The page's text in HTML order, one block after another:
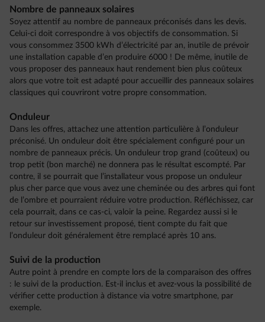
Nombre de panneaux solaires
Soyez attentif au nombre de panneaux préconisés dans les devis.
Celui-ci doit correspondre à vos objectifs de consommation. Si
vous consommez 3500 kWh d’électricité par an, inutile de prévoir
une installation capable d’en produire 6000 ! De même, inutile de
vous proposer des panneaux haut rendement bien plus coûteux
alors que votre toit est adapté pour accueillir des panneaux solaires
classiques qui couvriront votre propre consommation.
Onduleur
Dans les offres, attachez une attention particulière à l’onduleur
préconisé. Un onduleur doit être spécialement configuré pour un
nombre de panneaux précis. Un onduleur trop grand (coûteux) ou
trop petit (bon marché) ne donnera pas le résultat escompté. Par
contre, il se pourrait que l’installateur vous propose un onduleur
plus cher parce que vous avez une cheminée ou des arbres qui font
de l’ombre et pourraient réduire votre production. Réfléchissez, car
cela pourrait, dans ce cas-ci, valoir la peine. Regardez aussi si le
retour sur investissement proposé, tient compte du fait que
l’onduleur doit généralement être remplacé après 10 ans.
Suivi de la production
Autre point à prendre en compte lors de la comparaison des offres
: le suivi de la production. Est-il inclus et avez-vous la possibilité de
vérifier cette production à distance via votre smartphone, par
exemple.